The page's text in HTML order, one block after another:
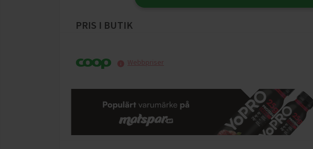
PRIS I BUTIK
Webbpriser